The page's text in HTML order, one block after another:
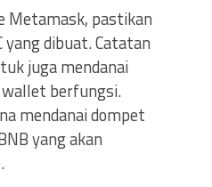
Metamask, pastikan
dibuat. Catatan
juga mendanai
berfungsi.
mendanai dompet
yang akan